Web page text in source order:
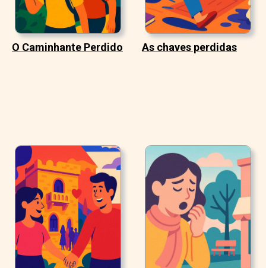
O Caminhante Perdido As chaves perdidas